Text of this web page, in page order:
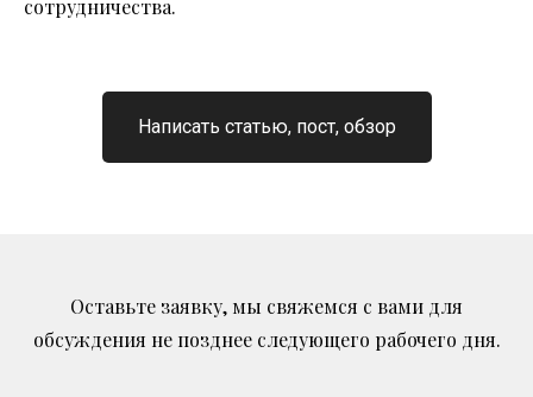
сотрудничества.
Написать статью, пост, обзор
Оставьте заявку, мы свяжемся с вами для
обсуждения не позднее следующего рабочего дня.